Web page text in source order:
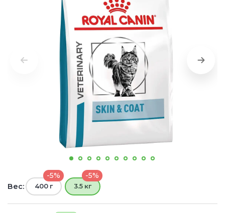
Вес:
-5%
400 г
-5%
3.5 кг